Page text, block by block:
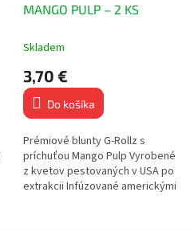
MANGO PULP – 2 KS
Skladem
3,70 €
Do košíka
Prémiové blunty G-Rollz s
príchuťou Mango Pulp Vyrobené
z kvetov pestovaných v USA po
extrakcii Infúzované americkými